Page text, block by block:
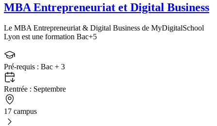
MBA Entrepreneuriat et Digital Business
Le MBA Entrepreneuriat & Digital Business de MyDigitalSchool
Lyon est une formation Bac+5
Pré-requis : Bac + 3
Rentrée : Septembre
17 campus